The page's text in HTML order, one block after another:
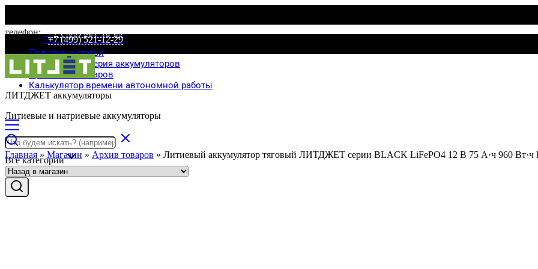
телефон: +7 (499) 521-12-29
Полезные статьи
Специальная серия аккумуляторов
Сравнение товаров
Калькулятор времени автономной работы
+7 (499) 521-12-29
ЛИТДЖЕТ аккумуляторы
Литиевые и натриевые аккумуляторы
Все категории
Главная » Магазин » Архив товаров » Литиевый аккумулятор тяговый ЛИТДЖЕТ серии BLACK LiFePO4 12 В 75 А·ч 960 Вт·ч